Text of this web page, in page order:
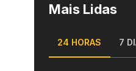
Mais Lidas
24 HORAS 7